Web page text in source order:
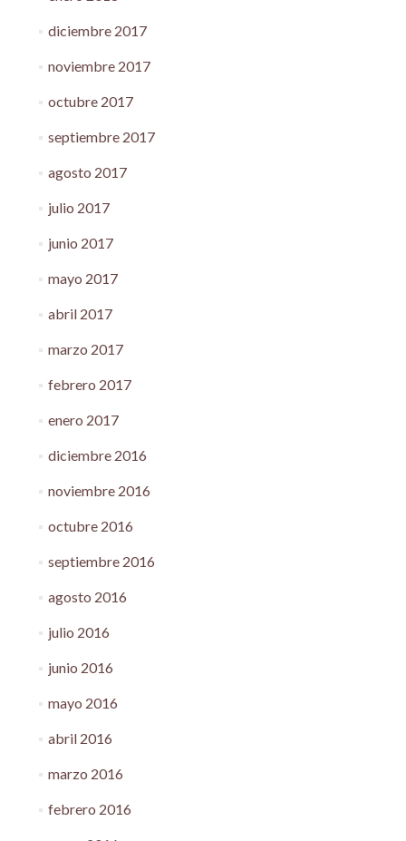
diciembre 2017
noviembre 2017
octubre 2017
septiembre 2017
agosto 2017
julio 2017
junio 2017
mayo 2017
abril 2017
marzo 2017
febrero 2017
enero 2017
diciembre 2016
noviembre 2016
octubre 2016
septiembre 2016
agosto 2016
julio 2016
junio 2016
mayo 2016
abril 2016
marzo 2016
febrero 2016